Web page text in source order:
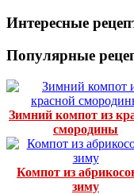
Интересные
Популярные
Зимний компот из
смородины
Компот из
зиму